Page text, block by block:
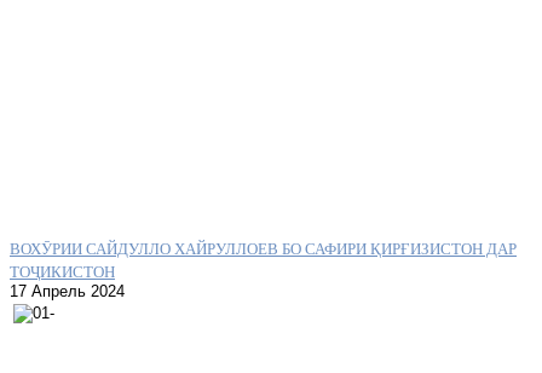
ВОХӮРИИ САЙДУЛЛО ХАЙРУЛЛОЕВ БО САФИРИ ҚИРҒИЗИСТОН ДАР
ТОҶИКИСТОН
17 Апрель 2024